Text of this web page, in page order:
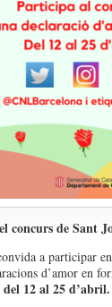
concurs de Sant
a participar
d’amor en
del 12 al 25 d’abril.